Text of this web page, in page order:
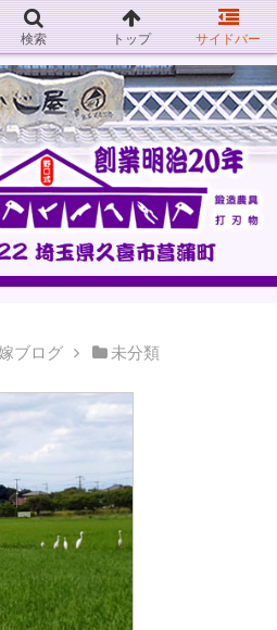
ブログ 未分類
検索 トップ サイドバー